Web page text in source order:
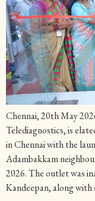
Chennai, 20th May
Telediagnostics, is
in Chennai with the
Adambakkam
2026. The outlet was
Kandeepan, along